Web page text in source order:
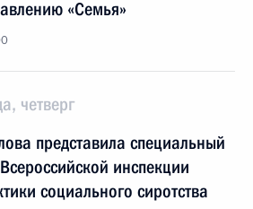
«Семья»
четверг
представила специальный
инспекции
социального сиротства